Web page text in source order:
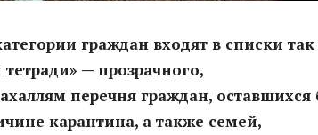
граждан входят в списки так
— прозрачного,
перечня граждан, оставшихся
карантина, а также семей,